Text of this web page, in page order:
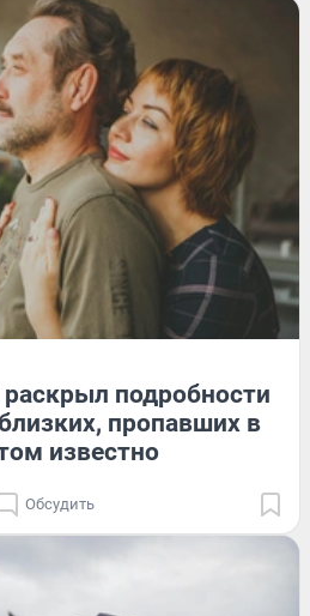
подробности
пропавших в
известно
Обсудить